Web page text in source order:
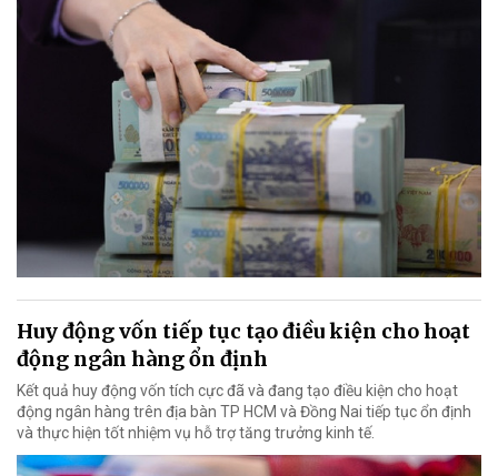
Huy động vốn tiếp tục tạo điều kiện cho hoạt
động ngân hàng ổn định
Kết quả huy động vốn tích cực đã và đang tạo điều kiện cho hoạt
động ngân hàng trên địa bàn TP HCM và Đồng Nai tiếp tục ổn định
và thực hiện tốt nhiệm vụ hỗ trợ tăng trưởng kinh tế.